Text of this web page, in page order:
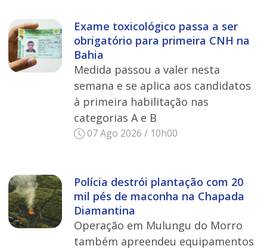
Exame toxicológico passa a ser
obrigatório para primeira CNH na
Bahia
Medida passou a valer nesta
semana e se aplica aos candidatos
à primeira habilitação nas
categorias A e B
07 Ago 2026 / 10h00
Polícia destrói plantação com 20
mil pés de maconha na Chapada
Diamantina
Operação em Mulungu do Morro
também apreendeu equipamentos